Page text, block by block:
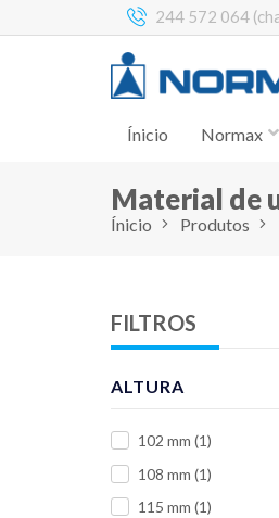
244 572 064
Ínicio Normax
Material de
Ínicio Produtos
FILTROS
ALTURA
102 mm (1)
108 mm (1)
115 mm (1)